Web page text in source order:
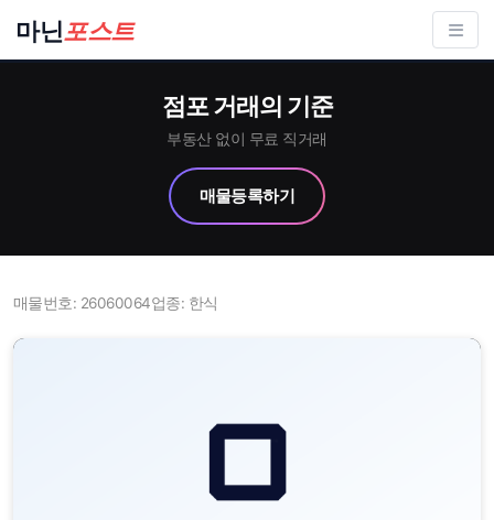
마닌포스트
점포 거래의 기준
부동산 없이 무료 직거래
매물등록하기
매물번호: 26060064업종: 한식